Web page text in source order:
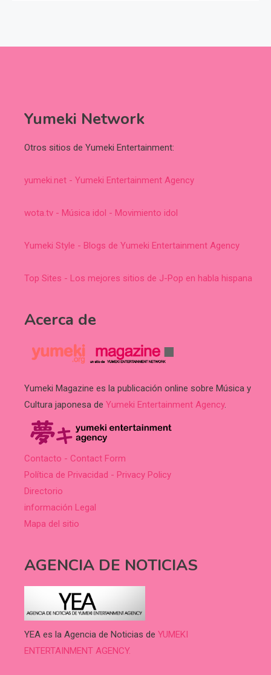
Yumeki Network
Otros sitios de Yumeki Entertainment:
yumeki.net - Yumeki Entertainment Agency
wota.tv - Música idol - Movimiento idol
Yumeki Style - Blogs de Yumeki Entertainment Agency
Top Sites - Los mejores sitios de J-Pop en habla hispana
Acerca de
Yumeki Magazine es la publicación online sobre Música y
Cultura japonesa de Yumeki Entertainment Agency.
Contacto - Contact Form
Política de Privacidad - Privacy Policy
Directorio
información Legal
Mapa del sitio
AGENCIA DE NOTICIAS
YEA es la Agencia de Noticias de YUMEKI
ENTERTAINMENT AGENCY.